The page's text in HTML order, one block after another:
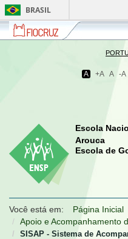
BRASIL
Fiocruz
Fale
com
A +A A -A
Escola
Arouca
Escola de
Você está em:
Página Inicial
Apoio e Acompanhamento
SISAP - Sistema de